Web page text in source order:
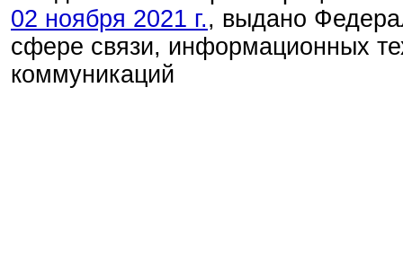
02 ноября 2021 г., выдано
сфере связи, информационных
коммуникаций